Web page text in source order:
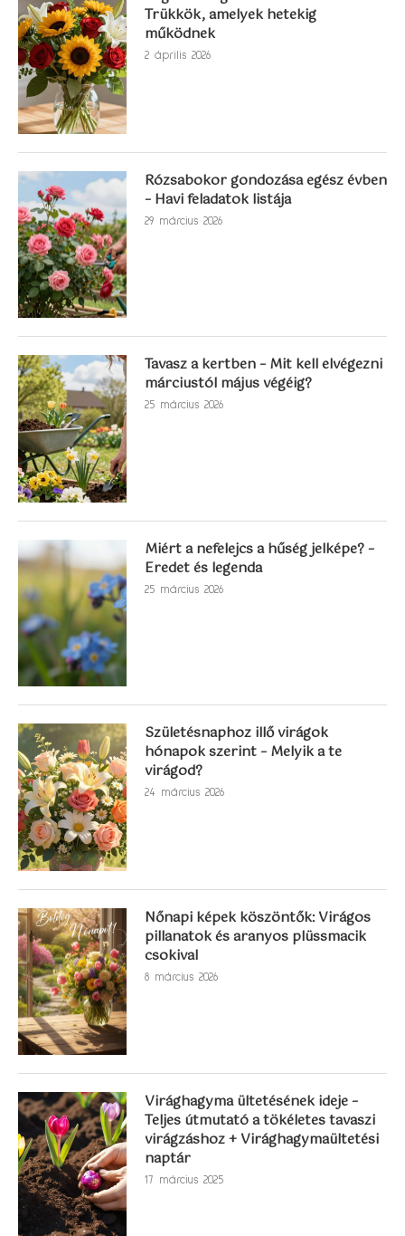
Trükkök, amelyek hetekig
működnek
2 április 2026
Rózsabokor gondozása egész évben
– Havi feladatok listája
29 március 2026
Tavasz a kertben – Mit kell elvégezni
márciustól május végéig?
25 március 2026
Miért a nefelejcs a hűség jelképe? –
Eredet és legenda
25 március 2026
Születésnaphoz illő virágok
hónapok szerint – Melyik a te
virágod?
24 március 2026
Nőnapi képek köszöntők: Virágos
pillanatok és aranyos plüssmacik
csokival
8 március 2026
Virághagyma ültetésének ideje –
Teljes útmutató a tökéletes tavaszi
virágzáshoz + Virághagymaültetési
naptár
17 március 2025